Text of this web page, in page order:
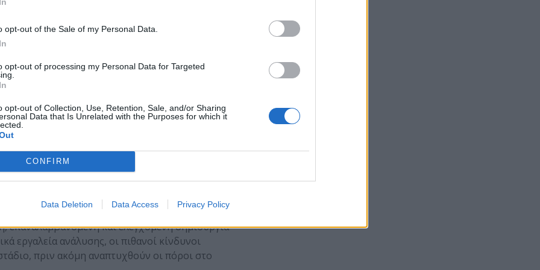
opt-out of the Sale of my Personal Data.
opt-out of processing my Personal Data for Targeted
opt-out of Collection, Use, Retention, Sale, and/or Sharing
Data that Is Unrelated with the Purposes for which it
CONFIRM
Data Deletion Data Access Privacy Policy
του Zero Trust βασίζεται στην αρχή ότι
θεωρείται αξιόπιστο από προεπιλογή, είτε
δικτύου. Αυτό σημαίνει συνεχής
δικαιωμάτων πρόσβασης και διαχωρισμός των
Σε multi-cloud περιβάλλοντα, η υλοποίηση
στα πλαίσια διαφορετικών πολιτικών
(
Τα εργαλεία Cloud Security Posture
στις υποδομές και μπορούν να ανιχνεύουν
ρυθμίσεις ή ανοιχτές ευπάθειες. Ένα
εφαρμογής τυποποιημένων ελέγχων και
διευκολύνοντας την κλιμακούμενη
Η προσέγγιση Infrastructure as
επαναλαμβανόμενη και ελεγχόμενη δημιουργία
εργαλεία ανάλυσης, οι πιθανοί κίνδυνοι
πριν ακόμη αναπτυχθούν οι πόροι στο